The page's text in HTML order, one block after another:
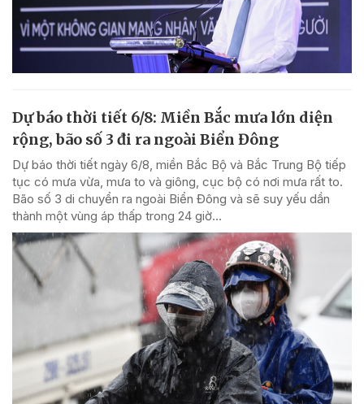
Dự báo thời tiết 6/8: Miền Bắc mưa lớn diện
rộng, bão số 3 đi ra ngoài Biển Đông
Dự báo thời tiết ngày 6/8, miền Bắc Bộ và Bắc Trung Bộ tiếp
tục có mưa vừa, mưa to và giông, cục bộ có nơi mưa rất to.
Bão số 3 di chuyển ra ngoài Biển Đông và sẽ suy yếu dần
thành một vùng áp thấp trong 24 giờ...